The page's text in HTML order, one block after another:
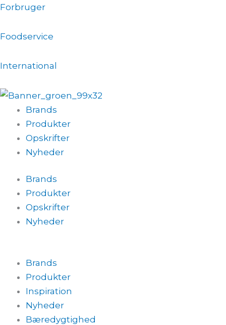
Gå
indholdet
Forbruger
Foodservice
International
Brands
Produkter
Opskrifter
Nyheder
Brands
Produkter
Opskrifter
Nyheder
Brands
Produkter
Inspiration
Nyheder
Bæredygtighed